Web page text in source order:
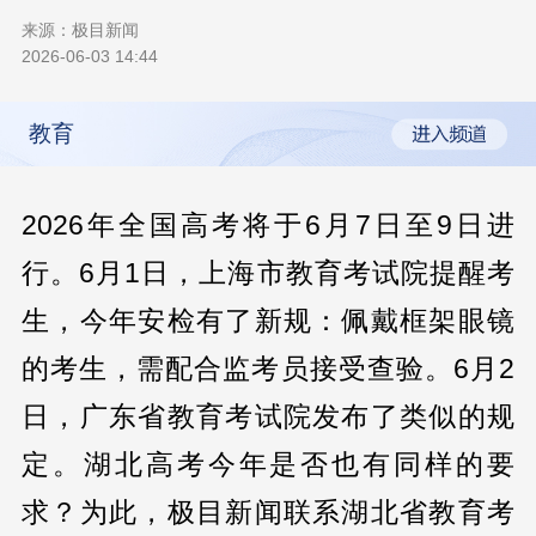
来源： 极目新闻
2026-06-03 14:44
教育
2026年全国高考将于6月7日至9日进
行。6月1日，上海市教育考试院提醒考
生，今年安检有了新规：佩戴框架眼镜
的考生，需配合监考员接受查验。6月2
日，广东省教育考试院发布了类似的规
定。湖北高考今年是否也有同样的要
求？为此，极目新闻联系湖北省教育考